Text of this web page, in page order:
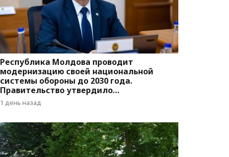
Республика Молдова проводит
модернизацию своей национальной
системы обороны до 2030 года.
Правительство утвердило
соответствующую программу
1 день назад